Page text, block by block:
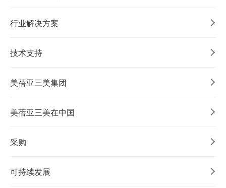
行业解决方案
技术支持
美蓓亚三美集团
美蓓亚三美在中国
采购
可持续发展